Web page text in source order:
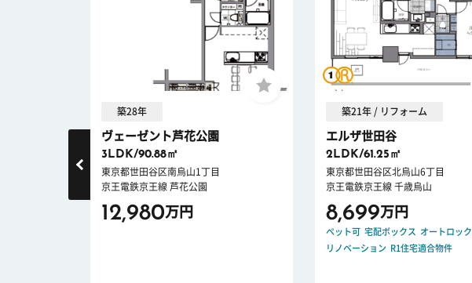
築28年
ヴェーゼント芦花公園
3LDK/90.88㎡
東京都世田谷区南烏山1丁目
京王電鉄京王線 芦花公園
12,980万円
築21年 / リフォーム
エルザ世田谷
2LDK/61.25㎡
東京都世田谷区北烏山6丁目
京王電鉄京王線 千歳烏山
8,699万円
ペット可 宅配ボックス オートロック
リノベーション
R1住宅適合物件